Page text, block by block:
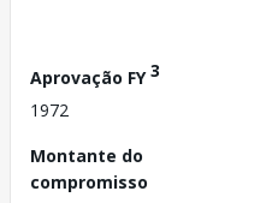
Aprovação FY3
1972
Montante do
compromisso